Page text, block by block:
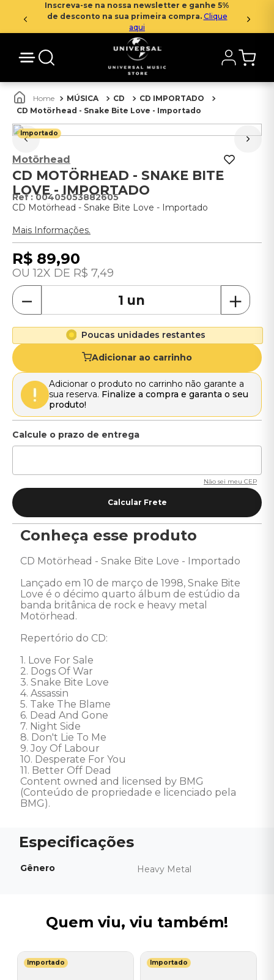
Inscreva-se na nossa newsletter e ganhe 5%
de desconto na sua primeira compra. Clique
aqui
MÚSICA CD
CD IMPORTADO
CD Motörhead - Snake Bite Love - Importado
Importado
Motörhead
CD MOTÖRHEAD - SNAKE BITE
LOVE - IMPORTADO
:00405053882605
CD Motörhead - Snake Bite Love - Importado
Mais Informações.
R$ 89,90
12 R$ 7,49
＋
－
Poucas unidades restantes
Adicionar ao carrinho
Adicionar o produto no carrinho não garante a
sua reserva. Finalize a compra e garanta o seu
produto!
Não sei meu CEP
Conheça esse produto
CD Motörhead - Snake Bite Love - Importado
Lançado em 10 de março de 1998, Snake Bite
Love é o décimo quarto álbum de estúdio da
banda britânica de rock e heavy metal
Motörhead.
Repertório do CD:
1. Love For Sale
2. Dogs Of War
3. Snake Bite Love
4. Assassin
5. Take The Blame
6. Dead And Gone
7. Night Side
8. Don't Lie To Me
9. Joy Of Labour
10. Desperate For You
11. Better Off Dead
Content owned and licensed by BMG
(Conteúdo de propriedade e licenciado pela
BMG).
Gênero Heavy Metal
Quem viu, viu também!
Importado Importado